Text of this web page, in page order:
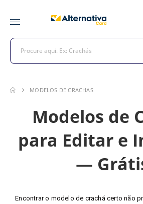
MODELOS DE CRACHAS
Modelos de
para Editar e
—
Encontrar o modelo de crachá certo não